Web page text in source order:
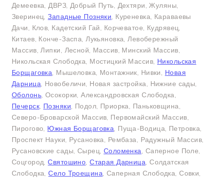
Демеевка, ДВРЗ, Добрый Путь, Дехтяри, Жуляны,
Зверинец,Западные Позняки , Куреневка, Караваевы
Дачи, Клов, Кадетский Гай, Корчеватое, Кудрявец,
Китаев, Конче-Заспа, Лукьяновка, Левобережный
Массив, Липки, Лесной, Массив, Минский Массив,
Никольская Слободка, Мостицкий Массив, Никольская
Борщаговка , Мышеловка, Монтажник, Нивки, Новая
Дарница , Новобеличи, Новая застройка, Нижние сады,
Оболонь , Осокорки, Александровская Слободка,
Печерск Позняки , Подол, Приорка, Паньковщина,
Северо-Броварской Массив, Первомайский Массив,
Пирогово, Южная Борщаговка , Пуща-Водица, Петровка,
Проспект Науки, Русановка, Рембаза, Радужный Массив,
Русановские сады, Сырец, Соломенка , Саперное Поле,
Соцгород,Святошино ,Старая Дарница , Солдатская
Слободка,Село Троещина , Саперная Слободка, Совки,